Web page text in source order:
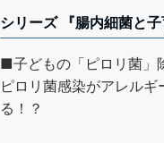
シリーズ 『腸内細菌と子
■子どもの「ピロリ菌」
ピロリ菌感染がアレルギ
る！？